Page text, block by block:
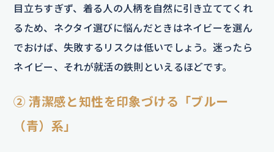
目立ちすぎず、着る人の人柄を自然に引き立ててくれ
るため、ネクタイ選びに悩んだときはネイビーを選ん
でおけば、失敗するリスクは低いでしょう。迷ったら
ネイビー、それが就活の鉄則といえるほどです。
② 清潔感と知性を印象づける「ブルー
（青）系」